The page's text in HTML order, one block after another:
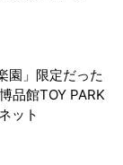
園」限定だった
品館TOY PARK
ット